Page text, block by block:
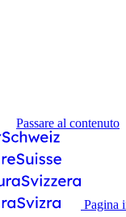
Passare al contenuto
Pagina